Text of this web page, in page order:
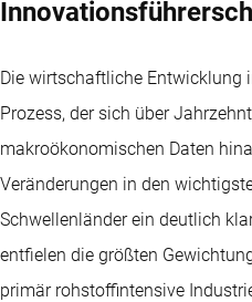
Die wirtschaftliche Entwicklung
Prozess, der sich über
makroökonomischen Daten
Veränderungen in den
Schwellenländer ein deutlich
entfielen die größten
primär rohstoffintensive